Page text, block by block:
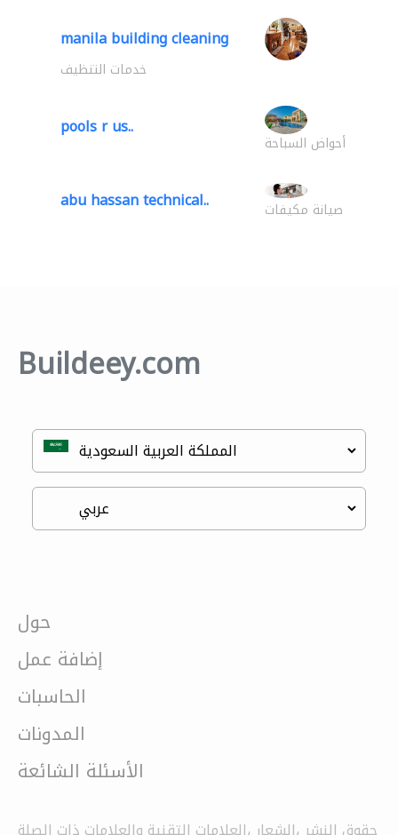
manila building cleaning
خدمات التنظيف
pools r us..
أحواض السباحة
abu hassan technical.. صيانة مكيفات
Buildeey.com
حول
إضافة عمل
الحاسبات
المدونات
الأسئلة الشائعة